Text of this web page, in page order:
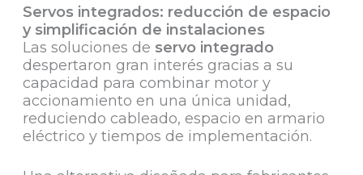
Servos integrados: reducción de espacio
y simplificación de instalaciones
Las soluciones de servo integrado
despertaron gran interés gracias a su
capacidad para combinar motor y
accionamiento en una única unidad,
reduciendo cableado, espacio en armario
eléctrico y tiempos de implementación.